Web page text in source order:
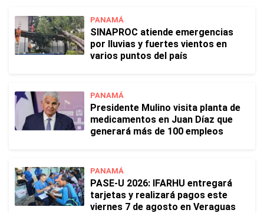
PANAMÁ
SINAPROC atiende emergencias
por lluvias y fuertes vientos en
varios puntos del país
PANAMÁ
Presidente Mulino visita planta de
medicamentos en Juan Díaz que
generará más de 100 empleos
PANAMÁ
PASE-U 2026: IFARHU entregará
tarjetas y realizará pagos este
viernes 7 de agosto en Veraguas